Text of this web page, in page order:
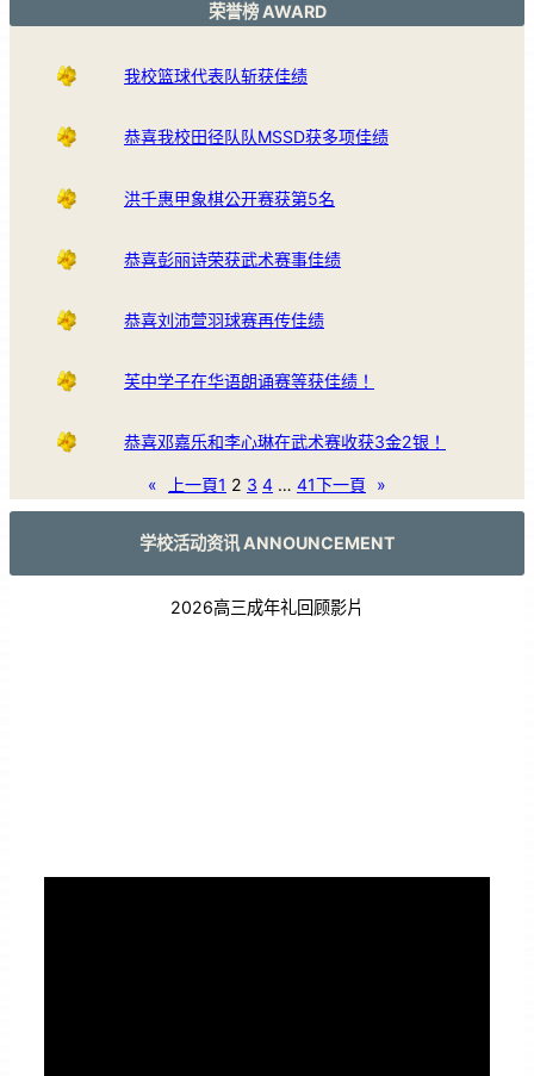
荣誉榜 AWARD
我校篮球代表队斩获佳绩
恭喜我校田径队队MSSD获多项佳绩
洪千惠甲象棋公开赛获第5名
恭喜彭丽诗荣获武术赛事佳绩
恭喜刘沛萱羽球赛再传佳绩
芙中学子在华语朗诵赛等获佳绩！
恭喜邓嘉乐和李心琳在武术赛收获3金2银！
« 上一頁1 2 3 4 … 41下一頁 »
学校活动资讯 ANNOUNCEMENT
2026高三成年礼回顾影片